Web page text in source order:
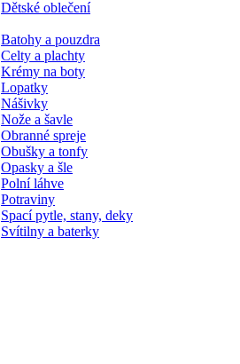
Dětské oblečení
Batohy a pouzdra
Celty a plachty
Krémy na boty
Lopatky
Nášivky
Nože a šavle
Obranné spreje
Obušky a tonfy
Opasky a šle
Polní láhve
Potraviny
Spací pytle, stany, deky
Svítilny a baterky